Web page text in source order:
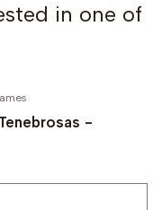
in one of
-